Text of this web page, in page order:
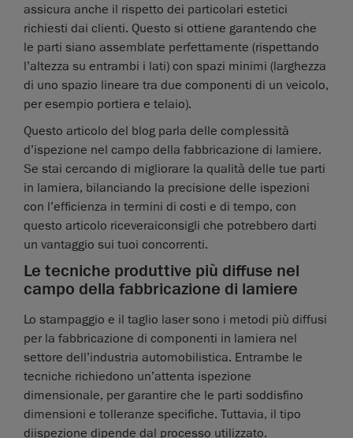
assicura anche il rispetto dei particolari estetici
richiesti dai clienti. Questo si ottiene garantendo che
le parti siano assemblate perfettamente (rispettando
l’altezza su entrambi i lati) con spazi minimi (larghezza
di uno spazio lineare tra due componenti di un veicolo,
per esempio portiera e telaio).
Questo articolo del blog parla delle complessità
d’ispezione nel campo della fabbricazione di lamiere.
Se stai cercando di migliorare la qualità delle tue parti
in lamiera, bilanciando la precisione delle ispezioni
con l’efficienza in termini di costi e di tempo, con
questo articolo riceveraiconsigli che potrebbero darti
un vantaggio sui tuoi concorrenti.
Le tecniche produttive più diffuse nel
campo della fabbricazione di lamiere
Lo stampaggio e il taglio laser sono i metodi più diffusi
per la fabbricazione di componenti in lamiera nel
settore dell’industria automobilistica. Entrambe le
tecniche richiedono un’attenta ispezione
dimensionale, per garantire che le parti soddisfino
dimensioni e tolleranze specifiche. Tuttavia, il tipo
diispezione dipende dal processo utilizzato.